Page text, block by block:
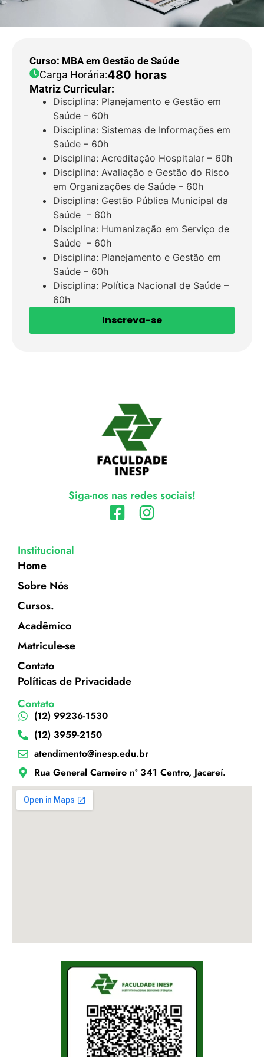
Curso: MBA em Gestão de Saúde
Carga Horária:480 horas
Matriz Curricular:
Disciplina: Planejamento e Gestão em
Saúde – 60h
Disciplina: Sistemas de Informações em
Saúde – 60h
Disciplina: Acreditação Hospitalar – 60h
Disciplina: Avaliação e Gestão do Risco
em Organizações de Saúde – 60h
Disciplina: Gestão Pública Municipal da
Saúde – 60h
Disciplina: Humanização em Serviço de
Saúde – 60h
Disciplina: Planejamento e Gestão em
Saúde – 60h
Disciplina: Política Nacional de Saúde –
60h
Inscreva-se
Siga-nos nas redes sociais!
Institucional
Home
Sobre Nós
Cursos.
Acadêmico
Matricule-se
Contato
Políticas de Privacidade
Contato
(12) 99236-1530
(12) 3959-2150
atendimento@inesp.edu.br
Rua General Carneiro nº 341 Centro, Jacareí.